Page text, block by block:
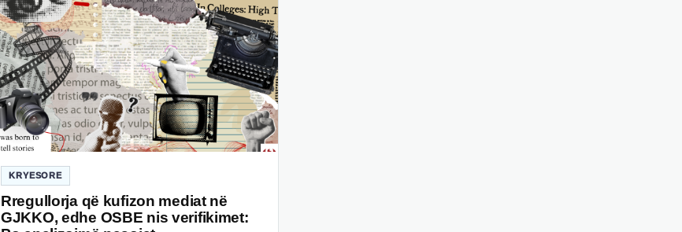
KRYESORE
Rregullorja që kufizon mediat në
GJKKO, edhe OSBE nis verifikimet: